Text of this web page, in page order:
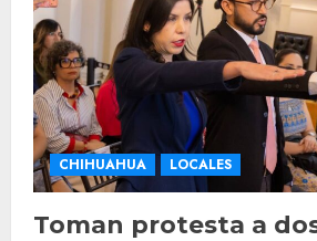
CHIHUAHUA LOCALES
Toman protesta a